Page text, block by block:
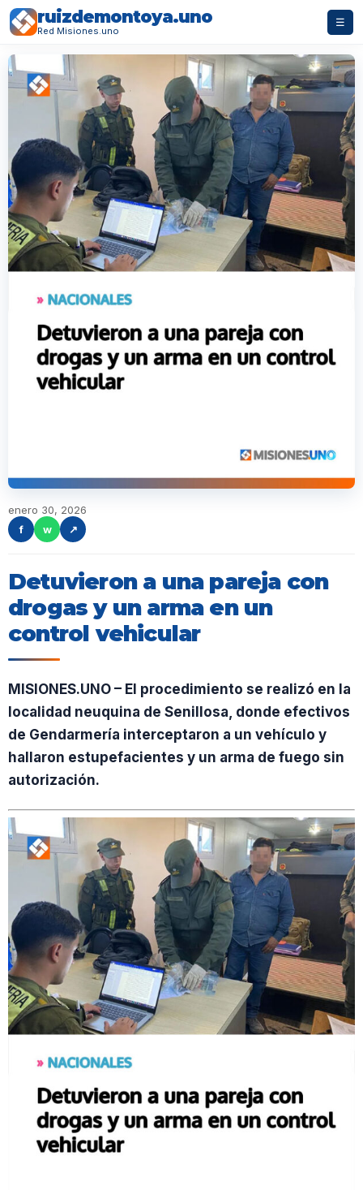
ruizdemontoya.uno
Red Misiones.uno
☰
enero 30, 2026
f
w ↗
Detuvieron a una pareja con
drogas y un arma en un
control vehicular
MISIONES.UNO – El procedimiento se realizó en la
localidad neuquina de Senillosa, donde efectivos
de Gendarmería interceptaron a un vehículo y
hallaron estupefacientes y un arma de fuego sin
autorización.